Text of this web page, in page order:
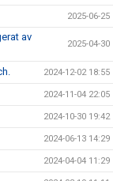
2025-06-25
av
2025-04-30
2024-12-02 18:55
2024-11-04 22:05
2024-10-30 19:42
2024-06-13 14:29
2024-04-04 11:29